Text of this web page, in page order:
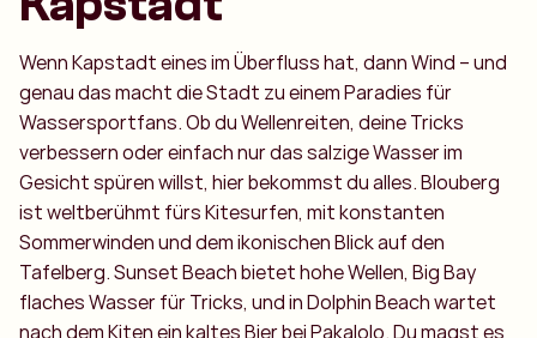
Wenn Kapstadt eines im Überfluss hat, dann Wind – und
genau das macht die Stadt zu einem Paradies für
Wassersportfans. Ob du Wellenreiten, deine Tricks
verbessern oder einfach nur das salzige Wasser im
Gesicht spüren willst, hier bekommst du alles. Blouberg
ist weltberühmt fürs Kitesurfen, mit konstanten
Sommerwinden und dem ikonischen Blick auf den
Tafelberg. Sunset Beach bietet hohe Wellen, Big Bay
flaches Wasser für Tricks, und in Dolphin Beach wartet
nach dem Kiten ein kaltes Bier bei Pakalolo. Du magst es